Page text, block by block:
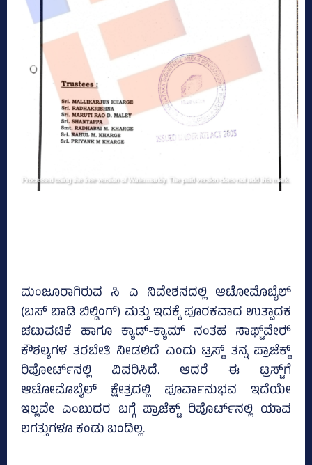
ಮಂಜೂರಾಗಿರುವ ಸಿ ಎ ನಿವೇಶನದಲ್ಲಿ ಆಟೋಮೊಬೈಲ್‌
(ಬಸ್‌ ಬಾಡಿ ಬಿಲ್ಡಿಂಗ್‌) ಮತ್ತು ಇದಕ್ಕೆ ಪೂರಕವಾದ ಉತ್ಪಾದಕ
ಚಟುವಟಿಕೆ ಹಾಗೂ ಕ್ಯಾಡ್‌-ಕ್ಯಾಮ್‌ ನಂತಹ ಸಾಫ್ಟ್‌ವೇರ್‍‌
ಕೌಶಲ್ಯಗಳ ತರಬೇತಿ ನೀಡಲಿದೆ ಎಂದು ಟ್ರಸ್ಟ್‌ ತನ್ನ ಪ್ರಾಜೆಕ್ಟ್‌
ರಿಪೋರ್ಟ್‌ನಲ್ಲಿ ವಿವರಿಸಿದೆ. ಆದರೆ ಈ ಟ್ರಸ್ಟ್‌ಗೆ
ಆಟೋಮೊಬೈಲ್‌ ಕ್ಷೇತ್ರದಲ್ಲಿ ಪೂರ್ವಾನುಭವ ಇದೆಯೇ
ಇಲ್ಲವೇ ಎಂಬುದರ ಬಗ್ಗೆ ಪ್ರಾಜೆಕ್ಟ್‌ ರಿಪೊರ್ಟ್‌ನಲ್ಲಿ ಯಾವ
ಲಗತ್ತುಗಳೂ ಕಂಡು ಬಂದಿಲ್ಲ.